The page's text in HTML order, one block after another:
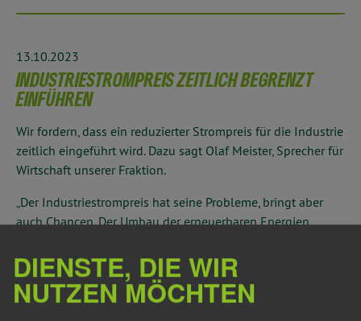
13.10.2023
INDUSTRIESTROMPREIS ZEITLICH BEGRENZT
EINFÜHREN
Wir fordern, dass ein reduzierter Strompreis für die Industrie
zeitlich eingeführt wird. Dazu sagt Olaf Meister, Sprecher für
Wirtschaft unserer Fraktion.
„Der Industriestrompreis hat seine Probleme, bringt aber
auch Chancen. Der Umbau der erneuerbaren Energien
vernachlässigt. Jetzt nimmt er wieder Fahrt auf, aber bis die
Industrie von den niedrigen Strompreisen profitiert, dauert
es noch ein paar Jahre. Es droht, dass bis dahin
DIENSTE, DIE WIR
NUTZEN MÖCHTEN